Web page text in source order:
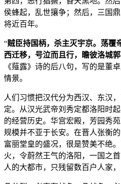
侯蜂起，乱世攘争；然后，三国
将近百年。
“贼臣持国柄，杀主灭宇京。荡覆
西迁移，号泣而且行，瞻彼洛城郭
《薤露》诗的后八句，写的是董
情景。
人们习惯把汉代分为西汉、东汉
定。从汉光武帝刘秀定都洛阳时
的经营历史。华宫宏殿，芳园秀
规模并不亚于长安。在晋人张衡
富丽堂皇的盛况，很是赞美不绝
火，令蔚然王气的洛阳，一国之
人的大都市，只残留数百户人家